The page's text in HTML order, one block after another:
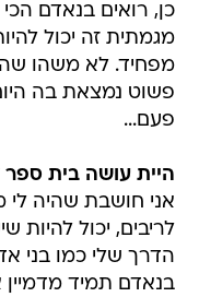
כן, רואים בנאדם
מגמתית זה יכול
מפחיד. לא משהו
פשוט נמצאת בה
פעם...
היית עושה בית
אני חושבת שהיה לי
לריבים, יכול להיות
הדרך שלי כמו בני
בנאדם תמיד מדמיין